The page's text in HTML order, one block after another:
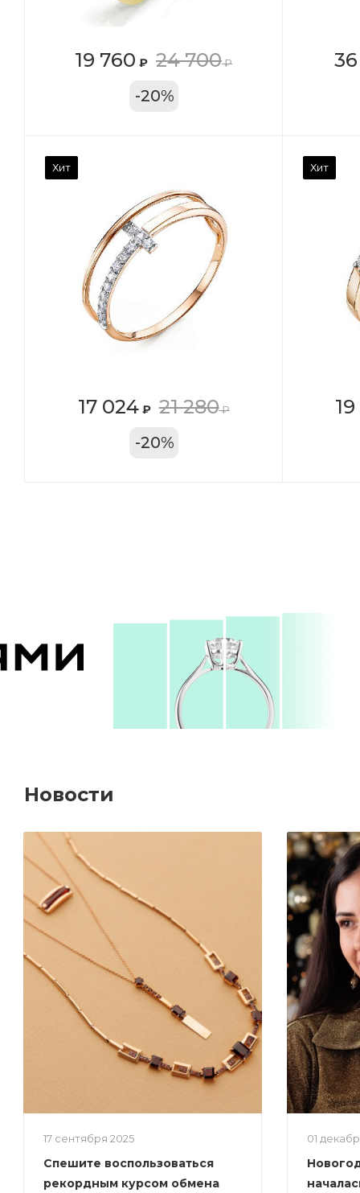
19 760 ₽ 24 700₽
-20%
КРАС
ТРЦ «Московский
Проспект»
Хит
17 024₽ 21 280₽
-20%
Хит
Вес драгметалла
1.27
Марка (бренд)
Дельта
Цвет золота
ТРЦ «Московский
Проспект»
Новости
17 сентября 2025
Спешите воспользоваться
рекордным курсом обмена
01